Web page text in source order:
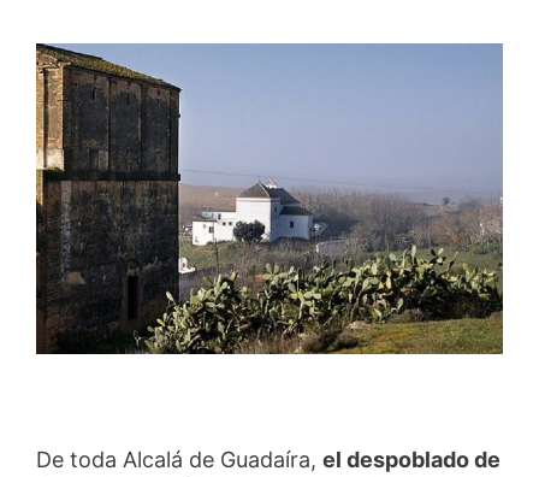
De toda Alcalá de Guadaíra, el despoblado de